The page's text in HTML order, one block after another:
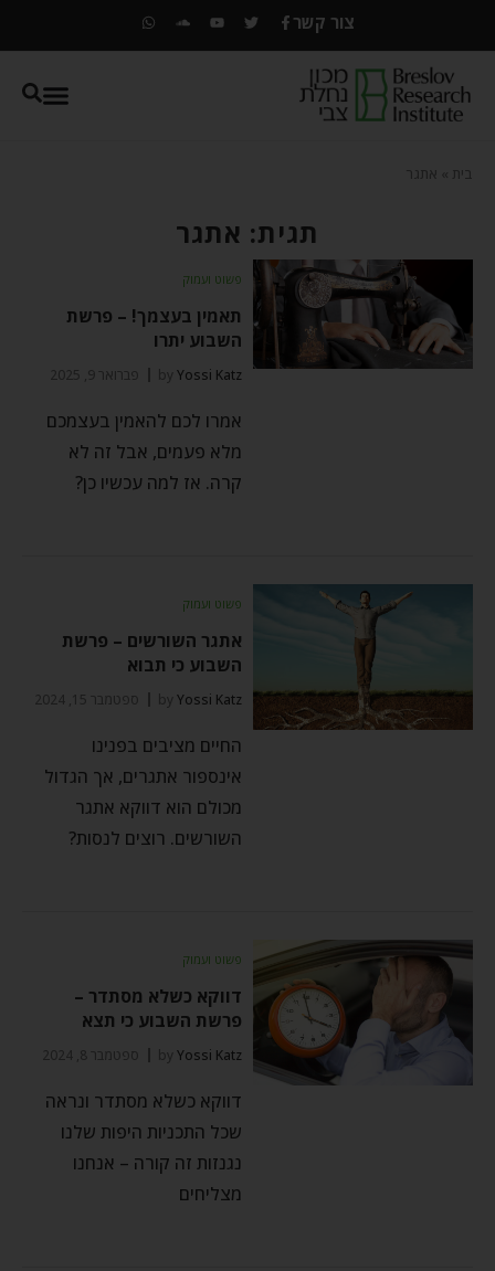
צור קשר
בית אתגר
תגית: אתגר
פשוט ועמוק
תאמין בעצמך! – פרשת
השבוע יתרו
byYossi Katz פברואר 9, 2025
אמרו לכם להאמין בעצמכם
מלא פעמים, אבל זה לא
קרה. אז למה עכשיו כן?
פשוט ועמוק
אתגר השורשים – פרשת
השבוע כי תבוא
byYossi Katz ספטמבר 15, 2024
החיים מציבים בפנינו
אינספור אתגרים, אך הגדול
מכולם הוא דווקא אתגר
השורשים. רוצים לנסות?
פשוט ועמוק
דווקא כשלא מסתדר –
פרשת השבוע כי תצא
byYossi Katz ספטמבר 8, 2024
דווקא כשלא מסתדר ונראה
שכל התכניות היפות שלנו
נגנזות זה קורה – אנחנו
מצליחים